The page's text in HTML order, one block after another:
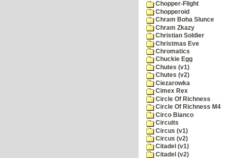
Chopper-Flight
Chopperoid
Chram Boha Slunce
Chram Zkazy
Christian Soldier
Christmas Eve
Chromatics
Chuckie Egg
Chutes (v1)
Chutes (v2)
Ciezarowka
Cimex Rex
Circle Of Richness
Circle Of Richness M4
Circo Bianco
Circuits
Circus (v1)
Circus (v2)
Citadel (v1)
Citadel (v2)